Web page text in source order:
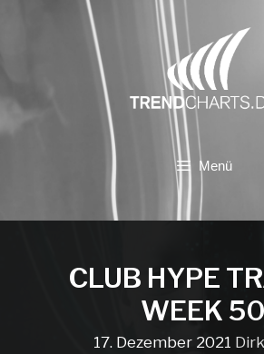
Menü
CLUB HYPE
WEEK 50
17. Dezember 2021